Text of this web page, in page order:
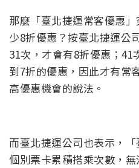
那麼「臺北捷運常客優惠
少8折優惠？按臺北捷運公
31次，才會有8折優惠；41
到7折的優惠，因此才有常
高優惠機會的說法。
而臺北捷運公司也表示，
個別票卡累積搭乘次數，